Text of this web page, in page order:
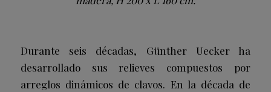
Durante seis décadas, Günther Uecker ha
desarrollado sus relieves compuestos por
arreglos dinámicos de clavos. En la década de